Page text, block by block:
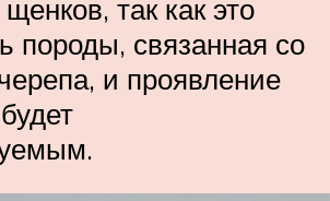
так как это
породы, связанная со
и проявление